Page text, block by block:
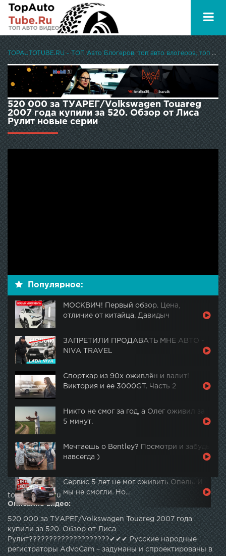
TOPAUTOTUBE.RU - ТОП Авто Блогеров, топ авто влогеров, топ авто ютуберов
520 000 за ТУАРЕГ/Volkswagen Touareg
2007 года купили за 520. Обзор от Лиса
Рулит новые серии
Популярное:
МОСКВИЧ! Первый обзор. Цена,
отличие от китайца. Давидыч
ЗАПРЕТИЛИ ПРОДАВАТЬ МНЕ АВТО -
NIVA TRAVEL
Спорткар из 90х оживлён и валит!
Виктория и ее 3000GT. Часть 2
Никто не смог за год, а Олег оживил за
5 минут.
Мечтаешь о Bentley? Посмотри и забудь
навсегда )
Сервис 5 лет не мог оживить Опель. И
мы не смогли. Но…
topautotube.ru
Описание видео:
520 000 за ТУАРЕГ/Volkswagen Touareg 2007 года
купили за 520. Обзор от Лиса
Рулит????????????????????✔✔✔ Русские народные
регистраторы AdvoCam – задуманы и спроектированы в